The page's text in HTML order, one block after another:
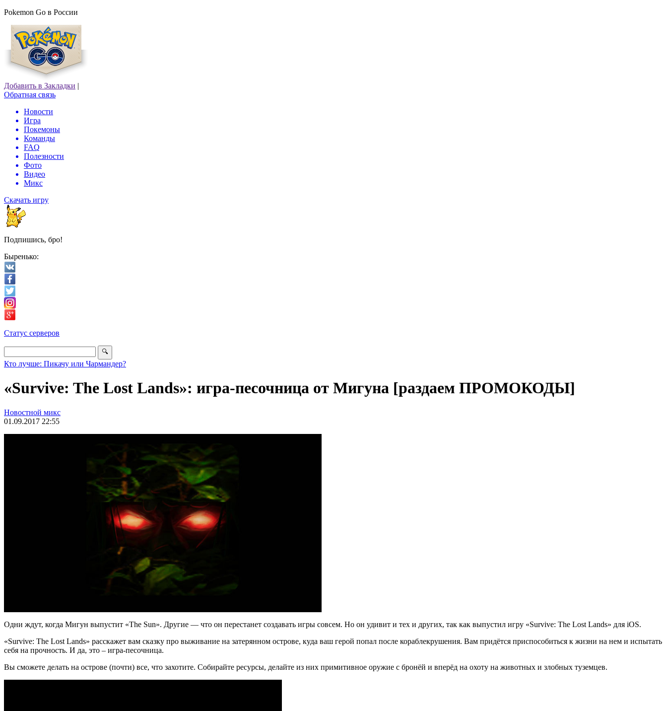
Pokemon Go в России
Добавить в Закладки |
Обратная связь
Новости
Игра
Покемоны
Команды
FAQ
Полезности
Фото
Видео
Микс
Скачать игру
Подпишись, бро!
Быренько:
Статус серверов
Кто лучше: Пикачу или Чармандер?
«Survive: The Lost Lands»: игра-песочница от Мигуна [раздаем ПРОМОКОДЫ]
Новостной микс
01.09.2017 22:55
Одни ждут, когда Мигун выпустит «The Sun». Другие — что он перестанет создавать игры совсем. Но он удивит и тех и других, так как выпустил игру «Survive: The Lost Lands» для iOS.
«Survive: The Lost Lands» расскажет вам сказку про выживание на затерянном острове, куда ваш герой попал после кораблекрушения. Вам придётся приспособиться к жизни на нем и испытать
себя на прочность. И да, это – игра-песочница.
Вы сможете делать на острове (почти) все, что захотите. Собирайте ресурсы, делайте из них примитивное оружие с бронёй и вперёд на охоту на животных и злобных туземцев.